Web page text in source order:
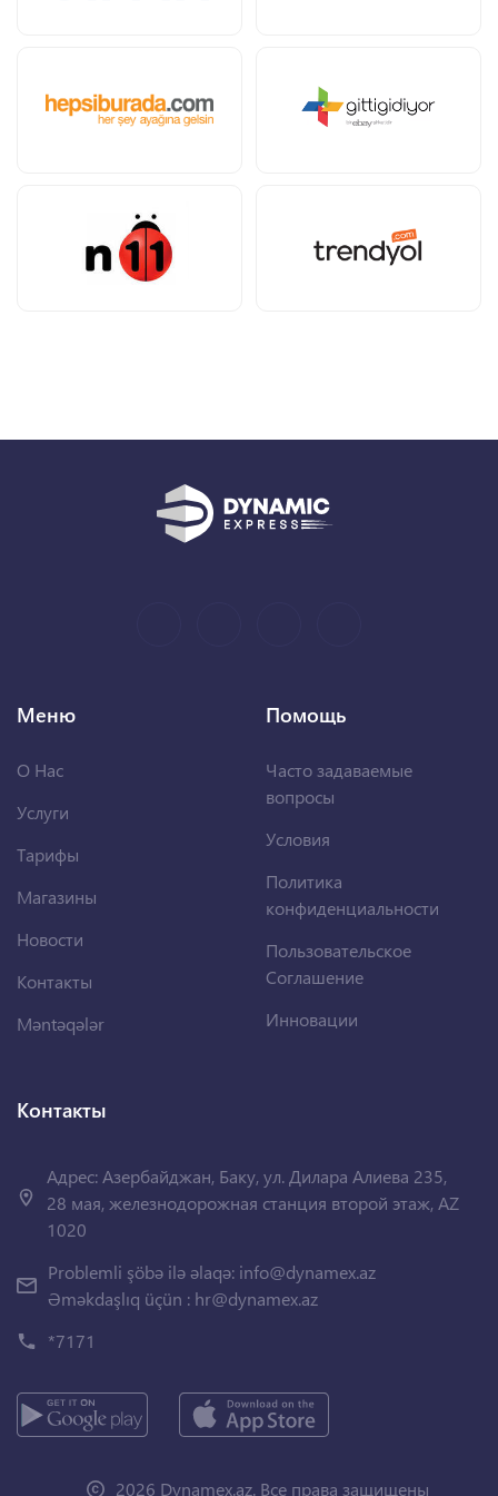
Меню
О Нас
Услуги
Тарифы
Магазины
Новости
Контакты
Məntəqələr
Помощь
Часто задаваемые
вопросы
Условия
Политика
конфиденциальности
Пользовательское
Соглашение
Инновации
Контакты
Адрес: Азербайджан, Баку, ул. Дилара Алиева 235,
28 мая, железнодорожная станция второй этаж, AZ
1020
Problemli şöbə ilə əlaqə: info@dynamex.az
Əməkdaşlıq üçün : hr@dynamex.az
*7171
2026 Dynamex.az. Все права защищены